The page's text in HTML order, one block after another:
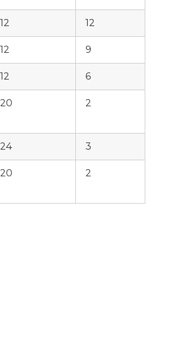
12 12
12 9
12 6
20 2
24 3
20 2